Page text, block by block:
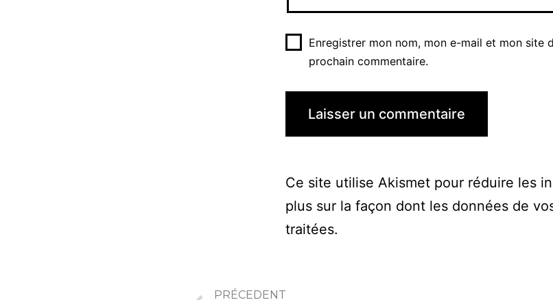
Enregistrer mon nom, mon e-mail et mon site
prochain commentaire.
Ce site utilise Akismet pour réduire les
plus sur la façon dont les données de
traitées.
PRÉCEDENT